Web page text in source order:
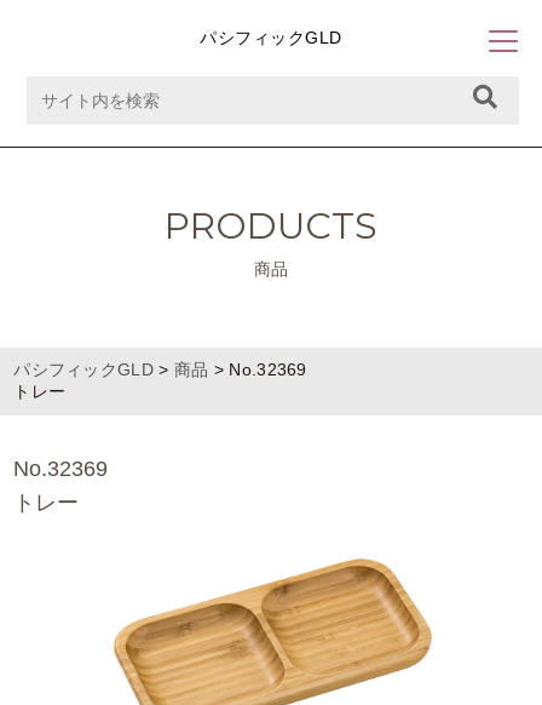
パシフィックGLD
PRODUCTS
商品
パシフィックGLD> 商品 > No.32369
トレー
No.32369
トレー